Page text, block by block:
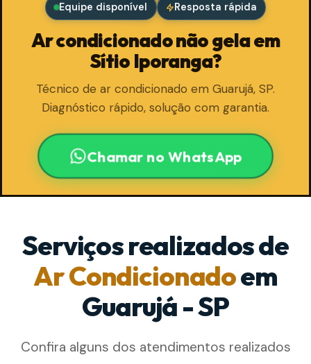
Equipe disponível Resposta rápida
Ar condicionado não gela em
Sítio Iporanga?
Técnico de ar condicionado em Guarujá, SP.
Diagnóstico rápido, solução com garantia.
Chamar no WhatsApp
Serviços realizados de
Ar Condicionadoem
Guarujá - SP
Confira alguns dos atendimentos realizados